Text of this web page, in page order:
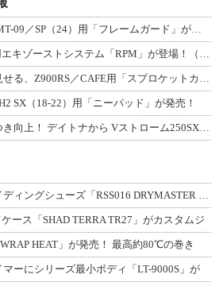
SX（18-22）用「ニーパッド」が発売！
ース「SHAD TERRA TR27」がカスタムジ
HEAT」が発売！ 最高約80℃の巻き
マーにシリーズ最小ボディ「LT-9000S」が